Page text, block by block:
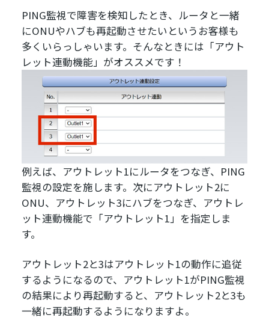
PING監視で障害を検知したとき、ルータと一緒
にONUやハブも再起動させたいというお客様も
多くいらっしゃいます。そんなときには「アウト
レット連動機能」がオススメです！
例えば、アウトレット1にルータをつなぎ、PING
監視の設定を施します。次にアウトレット2に
ONU、アウトレット3にハブをつなぎ、アウトレ
ット連動機能で「アウトレット1」を指定しま
す。
アウトレット2と3はアウトレット1の動作に追従
するようになるので、アウトレット1がPING監視
の結果により再起動すると、アウトレット2と3も
一緒に再起動するようになりますよ。